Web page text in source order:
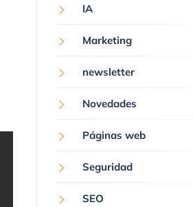
IA
Marketing
newsletter
Novedades
Páginas web
Seguridad
SEO